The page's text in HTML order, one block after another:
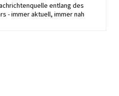
entlang des
- immer aktuell, immer nah